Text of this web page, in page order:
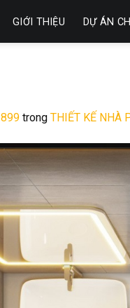
GIỚI THIỆU DỰ ÁN
trong THIẾT KẾ NHÀ